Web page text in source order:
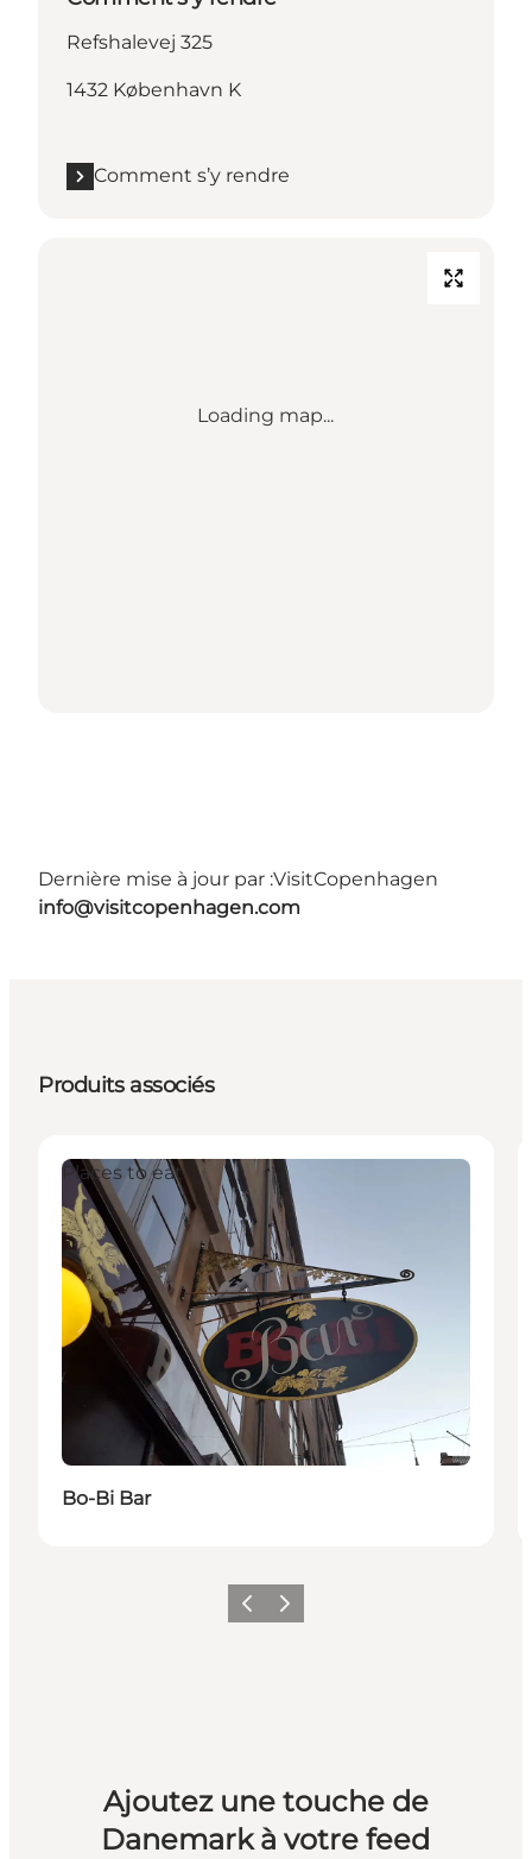
Refshalevej 325
1432 København K
Comment s’y rendre
Loading map...
Dernière mise à jour par :VisitCopenhagen
info@visitcopenhagen.com
Produits associés
Places to eat
Bo-Bi Bar
PrécédentSuivant
Ajoutez une touche de
Danemark à votre feed